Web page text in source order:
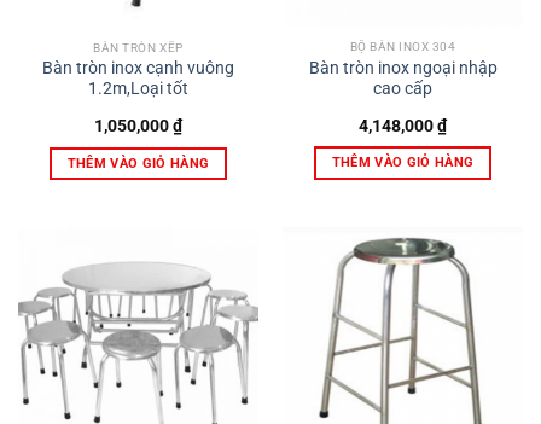
BÀN TRÒN XẾP
Bàn tròn inox cạnh vuông
1.2m,Loại tốt
1,050,000₫
THÊM VÀO GIỎ HÀNG
BỘ BÀN INOX 304
Bàn tròn inox ngoại nhập
cao cấp
4,148,000₫
THÊM VÀO GIỎ HÀNG